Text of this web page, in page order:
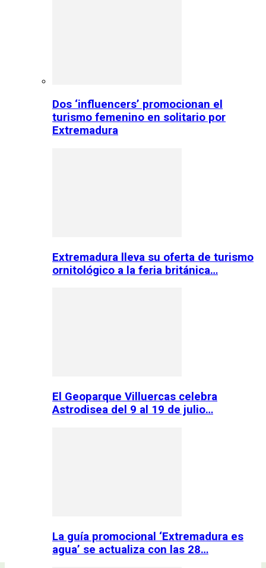
Dos ‘influencers’ promocionan el
turismo femenino en solitario por
Extremadura
Extremadura lleva su oferta de turismo
ornitológico a la feria británica…
El Geoparque Villuercas celebra
Astrodisea del 9 al 19 de julio…
La guía promocional ‘Extremadura es
agua’ se actualiza con las 28…